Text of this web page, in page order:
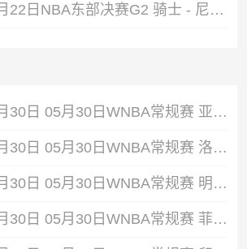
2026年05月22日NBA东部决赛G2 骑士 - 尼克斯 全场录像
2026年05月30日 05月30日WNBA常规赛 亚特兰大梦想86-66波特兰火焰 全场集锦
2026年05月30日 05月30日WNBA常规赛 洛杉矶火花92-87华盛顿神秘人 全场集锦
2026年05月30日 05月30日WNBA常规赛 明尼苏达山猫79-58芝加哥天空 全场集锦
2026年05月30日 05月30日WNBA常规赛 菲尼克斯水星68-75纽约自由人 全场集锦